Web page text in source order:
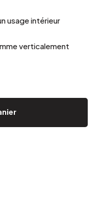
usage intérieur
verticalement